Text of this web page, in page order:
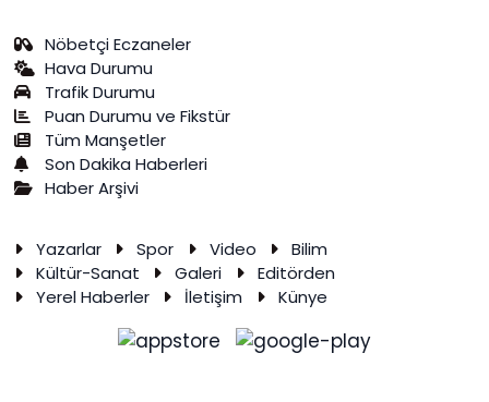
Nöbetçi Eczaneler
Hava Durumu
Trafik Durumu
Puan Durumu ve Fikstür
Tüm Manşetler
Son Dakika Haberleri
Haber Arşivi
Yazarlar Spor Video
Bilim
Kültür-Sanat
Galeri
Editörden
Yerel Haberler
İletişim Künye